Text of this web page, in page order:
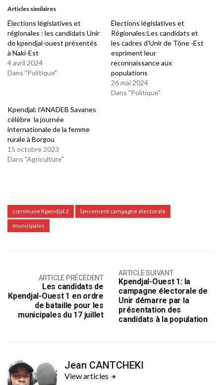
Articles similaires
Élections législatives et
régionales : les candidats Unir
de kpendjal-ouest présentés
à Naki-Est
4 avril 2024
Dans "Politique"
Élections législatives et
Régionales:Les candidats et
les cadres d’Unir de Tône -Est
espriment leur
reconnaissance aux
populations
26 mai 2024
Dans "Politique"
Kpendjal: l’ANADEB Savanes
célèbre la journée
internationale de la femme
rurale à Borgou
15 octobre 2023
Dans "Agriculture"
commune Kpendjal 2
lancement campagne électorale
municipales
ARTICLE PRÉCÉDENT
Les candidats de
Kpendjal-Ouest 1 en ordre
de bataille pour les
municipales du 17 juillet
ARTICLE SUIVANT
Kpendjal-Ouest 1: la
campagne électorale de
Unir démarre par la
présentation des
candidats à la population
Jean CANTCHEKI
View articles